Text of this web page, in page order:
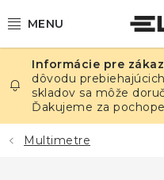
na
ELEKTRINA
TEPLOTA A VLHKOSŤ
TLAK A ÚNIKY
dôvodu
skladov sa môže
Ďakujeme za
Multimetre